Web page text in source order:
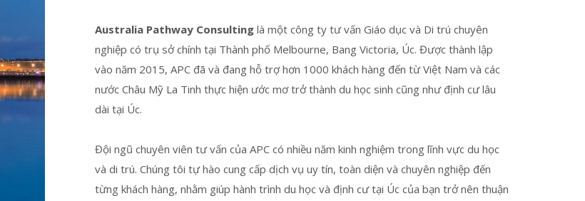
Australia Pathway Consulting là một công ty tư vấn Giáo dục và Di trú chuyên
nghiệp có trụ sở chính tại Thành phố Melbourne, Bang Victoria, Úc. Được thành lập
vào năm 2015, APC đã và đang hỗ trợ hơn 1000 khách hàng đến từ Việt Nam và các
nước Châu Mỹ La Tinh thực hiện ước mơ trở thành du học sinh cũng như định cư lâu
dài tại Úc.
Đội ngũ chuyên viên tư vấn của APC có nhiều năm kinh nghiệm trong lĩnh vực du học
và di trú. Chúng tôi tự hào cung cấp dịch vụ uy tín, toàn diện và chuyên nghiệp đến
từng khách hàng, nhằm giúp hành trình du học và định cư tại Úc của bạn trở nên thuận